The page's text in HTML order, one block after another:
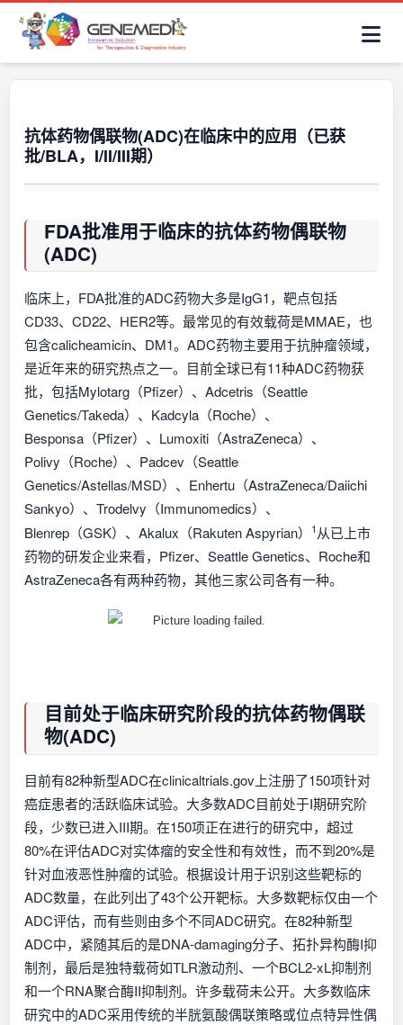
抗体药物偶联物(ADC)在临床中的应用（已获
批/BLA，I/II/III期）
FDA批准用于临床的抗体药物偶联物
(ADC)
临床上，FDA批准的ADC药物大多是IgG1，靶点包括
CD33、CD22、HER2等。最常见的有效载荷是MMAE，也
包含calicheamicin、DM1。ADC药物主要用于抗肿瘤领域，
是近年来的研究热点之一。目前全球已有11种ADC药物获
批，包括Mylotarg（Pfizer）、Adcetris（Seattle
Genetics/Takeda）、Kadcyla（Roche）、
Besponsa（Pfizer）、Lumoxiti（AstraZeneca）、
Polivy（Roche）、Padcev（Seattle
Genetics/Astellas/MSD）、Enhertu（AstraZeneca/Daiichi
Sankyo）、Trodelvy（Immunomedics）、
Blenrep（GSK）、Akalux（Rakuten Aspyrian）
1 从已上市
药物的研发企业来看，Pfizer、Seattle Genetics、Roche和
AstraZeneca各有两种药物，其他三家公司各有一种。
目前处于临床研究阶段的抗体药物偶联
物(ADC)
目前有82种新型ADC在clinicaltrials.gov上注册了150项针对
癌症患者的活跃临床试验。大多数ADC目前处于I期研究阶
段，少数已进入III期。在150项正在进行的研究中，超过
80%在评估ADC对实体瘤的安全性和有效性，而不到20%是
针对血液恶性肿瘤的试验。根据设计用于识别这些靶标的
ADC数量，在此列出了43个公开靶标。大多数靶标仅由一个
ADC评估，而有些则由多个不同ADC研究。在82种新型
ADC中，紧随其后的是DNA-damaging分子、拓扑异构酶I抑
制剂，最后是独特载荷如TLR激动剂、一个BCL2-xL抑制剂
和一个RNA聚合酶II抑制剂。许多载荷未公开。大多数临床
研究中的ADC采用传统的半胱氨酸偶联策略或位点特异性偶